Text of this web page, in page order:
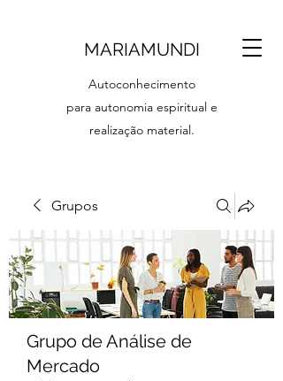
MARIAMUNDI
Autoconhecimento
para autonomia espiritual e
realização material.
Grupos
Grupo de Análise de
Mercado